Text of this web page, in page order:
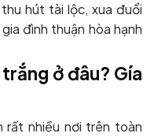
hút tài lộc, xua đuổi
đình thuận hòa hạnh
ở đâu? Gía
rất nhiều nơi trên toàn